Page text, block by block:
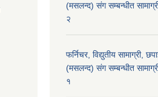
(मसलन्द) संग सम्बन्धीत
२
फर्निचर, विद्युतीय सामाग्री,
(मसलन्द) संग सम्बन्धीत
१